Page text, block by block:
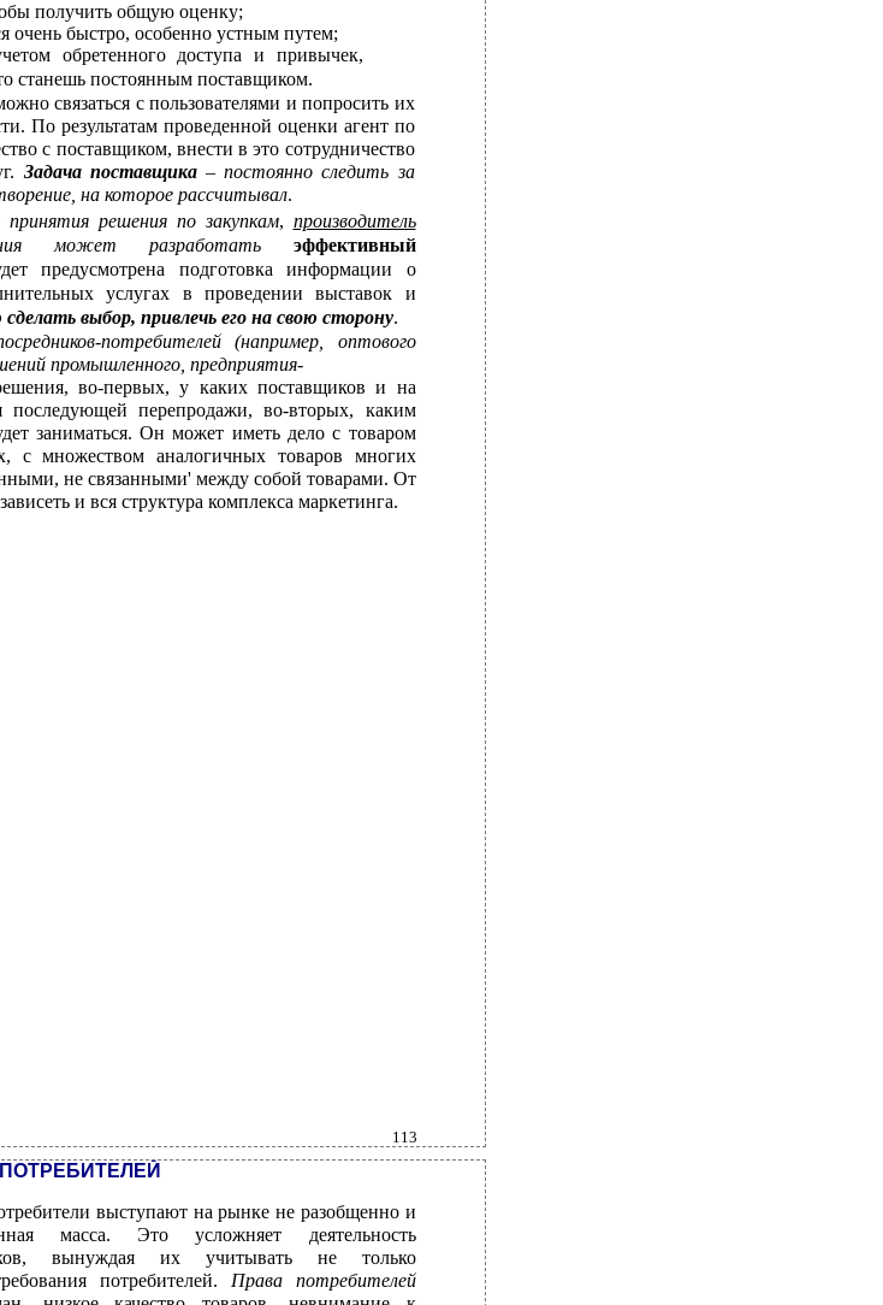
получить общую оценку;
очень быстро, особенно устным путем;
обретенного доступа и привычек,
станешь постоянным поставщиком.
связаться с пользователями и попросить их
По результатам проведенной оценки агент по
с поставщиком, внести в это сотрудничество
Задача поставщика –постоянно следить за
на которое рассчитывал.
принятия решения по закупкам, производитель
может разработать эффективный
предусмотрена подготовка информации о
услугах в проведении выставок и
выбор, привлечь его на свою сторону.
потребителей (например, оптового
промышленного, предприятия-
во-первых, у каких поставщиков и на
последующей перепродажи, во-вторых, каким
заниматься. Он может иметь дело с товаром
с множеством аналогичных товаров многих
не связанными' между собой товарами. От
и вся структура комплекса маркетинга.
113
выступают на рынке не разобщенно и
масса. Это усложняет деятельность
вынуждая их учитывать не только
потребителей. Права потребителей